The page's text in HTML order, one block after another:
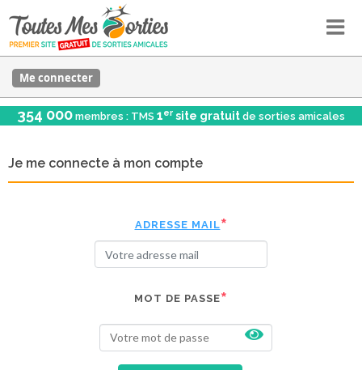
Me connecter
354 000 membres : TMS 1er site gratuit de sorties amicales
Je me connecte à mon compte
ADRESSE MAIL
MOT DE PASSE